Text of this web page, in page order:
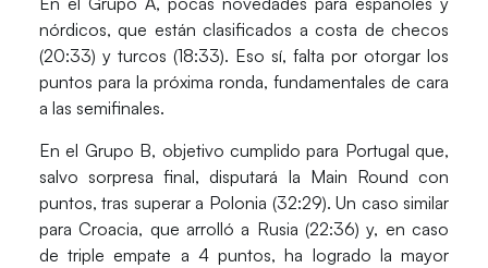
nórdicos, que están clasificados a costa de checos
(20:33) y turcos (18:33). Eso sí, falta por otorgar los
puntos para la próxima ronda, fundamentales de cara
a las semifinales.
En el Grupo B, objetivo cumplido para Portugal que,
salvo sorpresa final, disputará la Main Round con
puntos, tras superar a Polonia (32:29). Un caso similar
para Croacia, que arrolló a Rusia (22:36) y, en caso
de triple empate a 4 puntos, ha logrado la mayor